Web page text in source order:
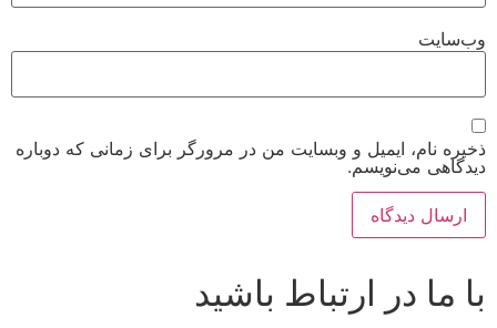
وب‌سایت
ذخیره نام، ایمیل و وبسایت من در مرورگر برای زمانی که دوباره
دیدگاهی می‌نویسم.
با ما در ارتباط باشید